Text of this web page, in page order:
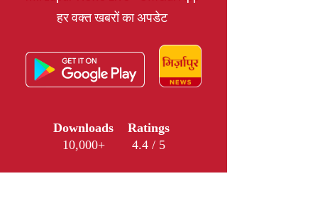
हर वक्त खबरों का अपडेट
Downloads
10,000+
Ratings
4.4 / 5